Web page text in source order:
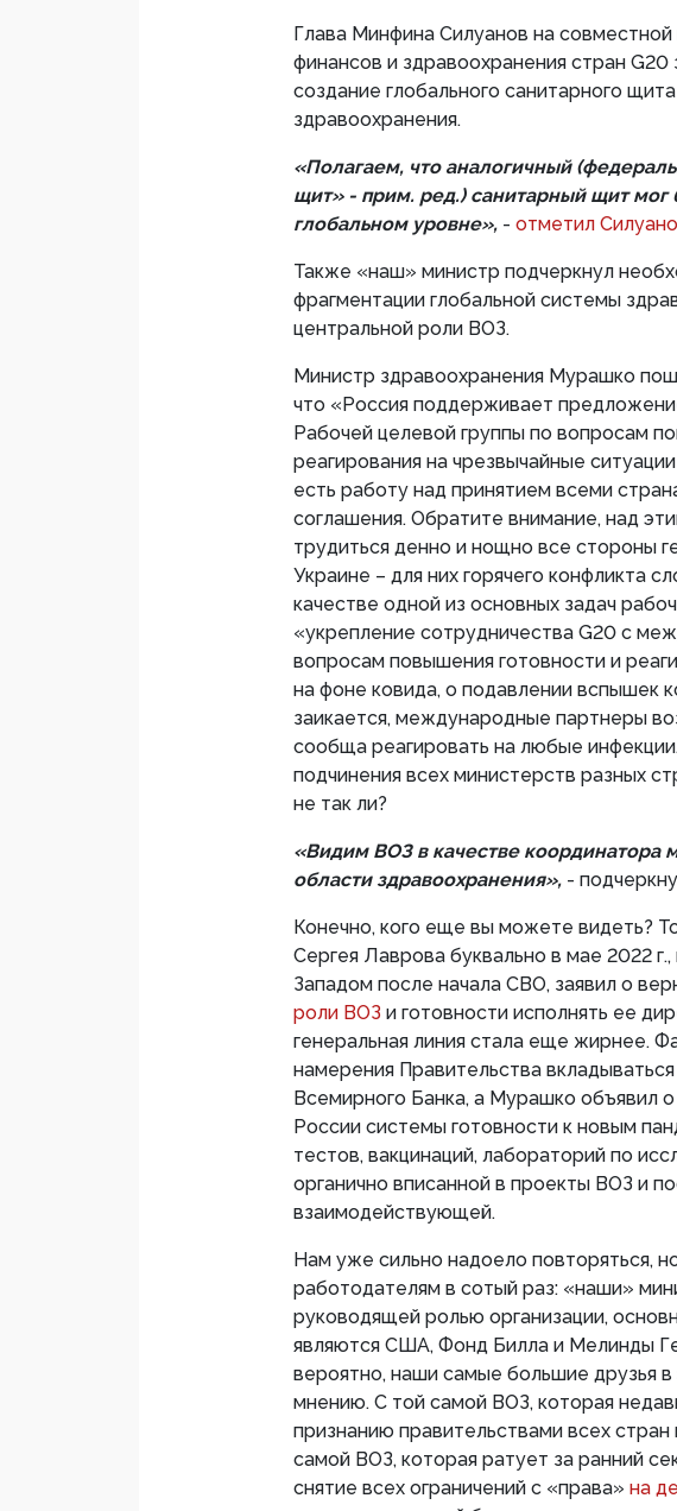
Глава Минфина Силуанов на
финансов и здравоохранения стран
создание глобального санитарного
здравоохранения.
«Полагаем, что аналогичный
щит» - прим. ред.) санитарный щит мог
глобальном уровне», - отметил
Также «наш» министр подчеркнул
фрагментации глобальной системы
центральной роли ВОЗ.
Министр здравоохранения Мурашко
что «Россия поддерживает
Рабочей целевой группы по вопросам
реагирования на чрезвычайные
есть работу над принятием всеми
соглашения. Обратите внимание, над
трудиться денно и нощно все стороны
Украине – для них горячего конфликта
качестве одной из основных задач
«укрепление сотрудничества G20 с
вопросам повышения готовности и
на фоне ковида, о подавлении вспышек
заикается, международные партнеры
сообща реагировать на любые
подчинения всех министерств разных
не так ли?
«Видим ВОЗ в качестве координатора
области здравоохранения», -
Конечно, кого еще вы можете видеть?
Сергея Лаврова буквально в мае 2022
Западом после начала СВО, заявил о
роли ВОЗ и готовности исполнять ее
генеральная линия стала еще жирнее.
намерения Правительства
Всемирного Банка, а Мурашко объявил
России системы готовности к новым
тестов, вакцинаций, лабораторий по
органично вписанной в проекты ВОЗ и
взаимодействующей.
Нам уже сильно надоело повторяться,
работодателям в сотый раз: «наши»
руководящей ролью организации,
являются США, Фонд Билла и Мелинды
вероятно, наши самые большие друзья
мнению. С той самой ВОЗ, которая
признанию правительствами всех стран
самой ВОЗ, которая ратует за ранний
снятие всех ограничений с «права» на